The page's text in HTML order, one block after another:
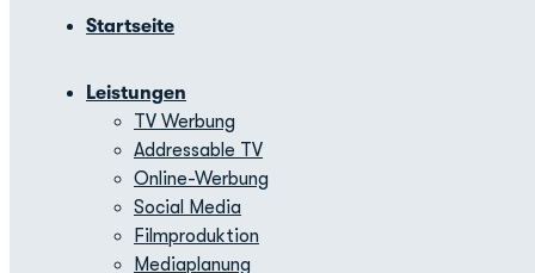
Startseite
Leistungen
TV Werbung
Addressable TV
Online-Werbung
Social Media
Filmproduktion
Mediaplanung